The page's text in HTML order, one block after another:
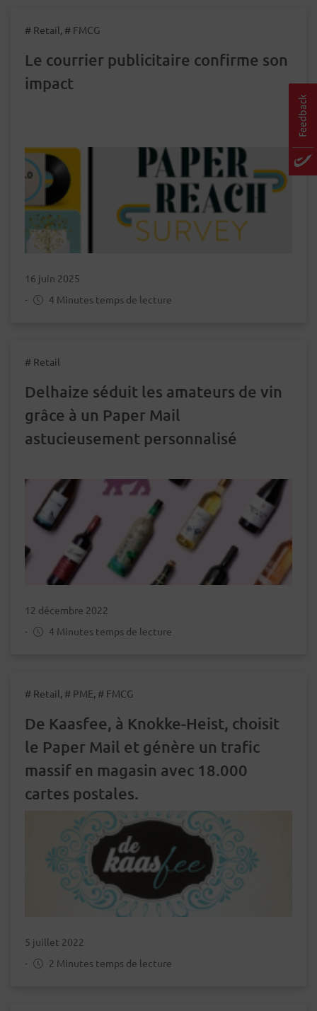
# Retail, # FMCG
Le courrier publicitaire confirme son
impact
16 juin 2025
-
4 Minutes temps de lecture
# Retail
Delhaize séduit les amateurs de vin
grâce à un Paper Mail
astucieusement personnalisé
12 décembre 2022
-
4 Minutes temps de lecture
# Retail, # PME, # FMCG
De Kaasfee, à Knokke-Heist, choisit
le Paper Mail et génère un trafic
massif en magasin avec 18.000
cartes postales.
5 juillet 2022
-
2 Minutes temps de lecture